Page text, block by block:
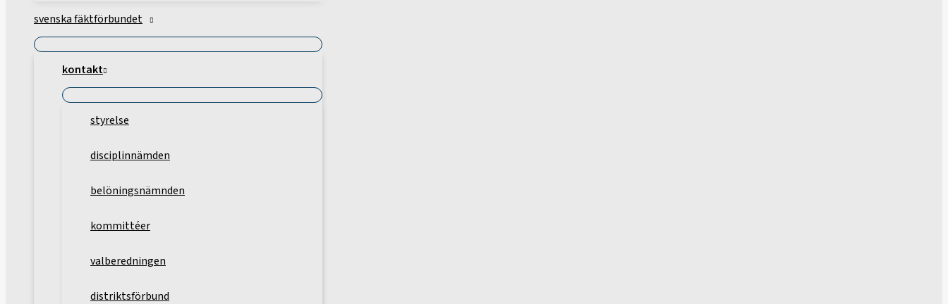
svenska fäktförbundet
kontakt
styrelse
disciplinnämden
belöningsnämnden
kommittéer
valberedningen
distriktsförbund